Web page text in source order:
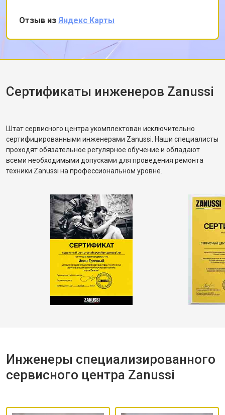
частично порвался и проскальзывал.
Заменил ремень без лишних разговоров,
после чего протестировал в режиме стирки и
убедился, что вращение барабана
корректное. Рассказал, как правильно
разбалансировка.
Отзыв из Яндекс Карты
Сертификаты инженеров Zanussi
Штат сервисного центра укомплектован исключительно
сертифицированными инженерами Zanussi. Наши специалисты
проходят обязательное регулярное обучение и обладают
всеми необходимыми допусками для проведения ремонта
техники Zanussi на профессиональном уровне.
Инженеры специализированного
сервисного центра Zanussi